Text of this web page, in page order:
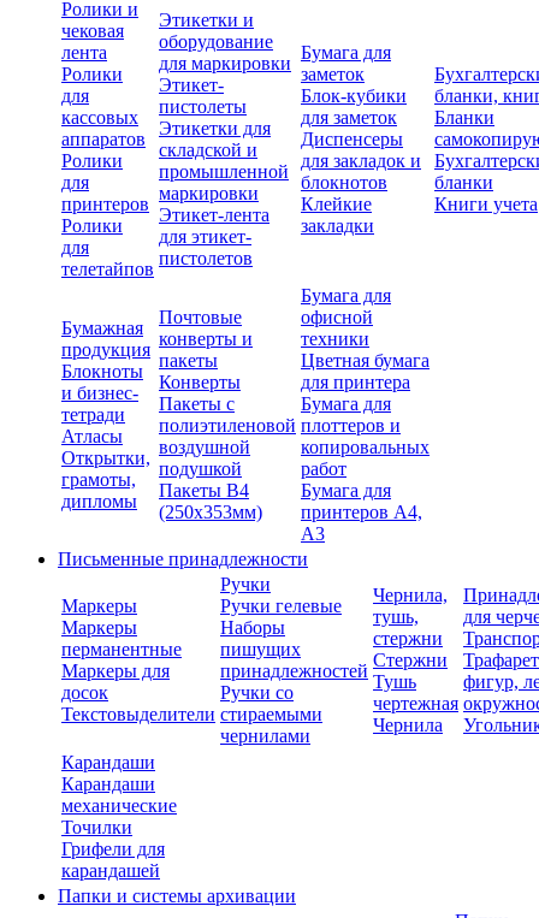
Ролики и
чековая
лента
Ролики
для
кассовых
аппаратов
Ролики
для
принтеров
Ролики
для
телетайпов
Этикетки и
оборудование
для маркировки
Этикет-
пистолеты
Этикетки для
складской и
промышленной
маркировки
Этикет-лента
для этикет-
пистолетов
Бумага для
заметок
Блок-кубики
для заметок
Диспенсеры
для закладок и
блокнотов
Клейкие
закладки
бланки,
Бланки
бланки
Книги учета
Бумажная
продукция
Блокноты
и бизнес-
тетради
Атласы
Открытки,
грамоты,
дипломы
Почтовые
конверты и
пакеты
Конверты
Пакеты с
полиэтиленовой
воздушной
подушкой
Пакеты В4
(250х353мм)
Бумага для
офисной
техники
Цветная бумага
для принтера
Бумага для
плоттеров и
копировальных
работ
Бумага для
принтеров А4,
А3
Письменные принадлежности
Маркеры
Маркеры
перманентные
Маркеры для
досок
Текстовыделители
Ручки
Ручки гелевые
Наборы
пишущих
принадлежностей
Ручки со
стираемыми
чернилами
Чернила,
тушь,
стержни
Стержни
Тушь
чертежная
Чернила
для
фигур,
Карандаши
Карандаши
механические
Точилки
Грифели для
карандашей
Папки и системы архивации